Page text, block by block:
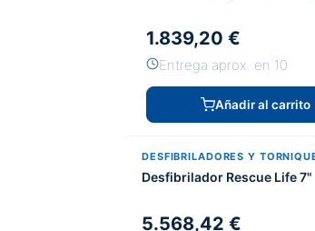
1.839,20 €
Entrega aprox. en 10
Añadir al carrito
DESFIBRILADORES Y
Desfibrilador Rescue Life 7"
5.568,42 €